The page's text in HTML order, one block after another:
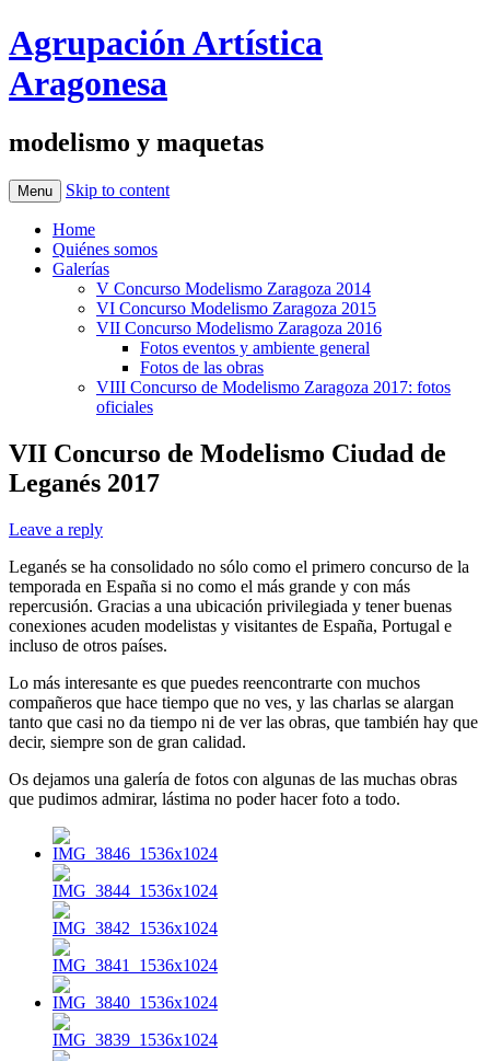
Agrupación Artística
Aragonesa
modelismo y maquetas
Menu Skip to content
Home
Quiénes somos
Galerías
V Concurso Modelismo Zaragoza 2014
VI Concurso Modelismo Zaragoza 2015
VII Concurso Modelismo Zaragoza 2016
Fotos eventos y ambiente general
Fotos de las obras
VIII Concurso de Modelismo Zaragoza 2017: fotos
oficiales
VII Concurso de Modelismo Ciudad de
Leganés 2017
Leave a reply
Leganés se ha consolidado no sólo como el primero concurso de la
temporada en España si no como el más grande y con más
repercusión. Gracias a una ubicación privilegiada y tener buenas
conexiones acuden modelistas y visitantes de España, Portugal e
incluso de otros países.
Lo más interesante es que puedes reencontrarte con muchos
compañeros que hace tiempo que no ves, y las charlas se alargan
tanto que casi no da tiempo ni de ver las obras, que también hay que
decir, siempre son de gran calidad.
Os dejamos una galería de fotos con algunas de las muchas obras
que pudimos admirar, lástima no poder hacer foto a todo.